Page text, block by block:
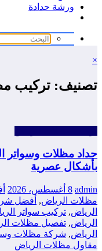
ورشة حدادة
×
تصنيف: تركيب
حداد مظلات وسواتر
بأشكال عصرية
admin 8 أغسطس، 2026
مظلات الرياض, أفضل
الرياض, تركيب سواتر
الرياض, تفصيل مظلات
الرياض, شركة مظلات
مقاول مظلات الرياض